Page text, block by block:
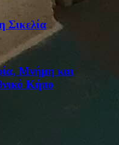
Σικελία
Μνήμη και
Κήπο